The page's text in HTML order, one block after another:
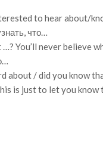
to hear about/
что…
You’ll never believe
about / did you know
is just to let you